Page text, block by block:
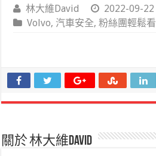
林大維David
2022-09-22
Volvo, 汽車安全,粉絲團輕鬆看
關於 林大維David